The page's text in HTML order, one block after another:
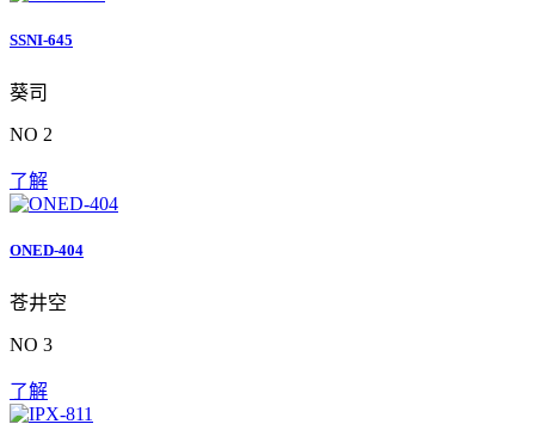
SSNI-645
葵司
NO 2
了解
ONED-404
苍井空
NO 3
了解